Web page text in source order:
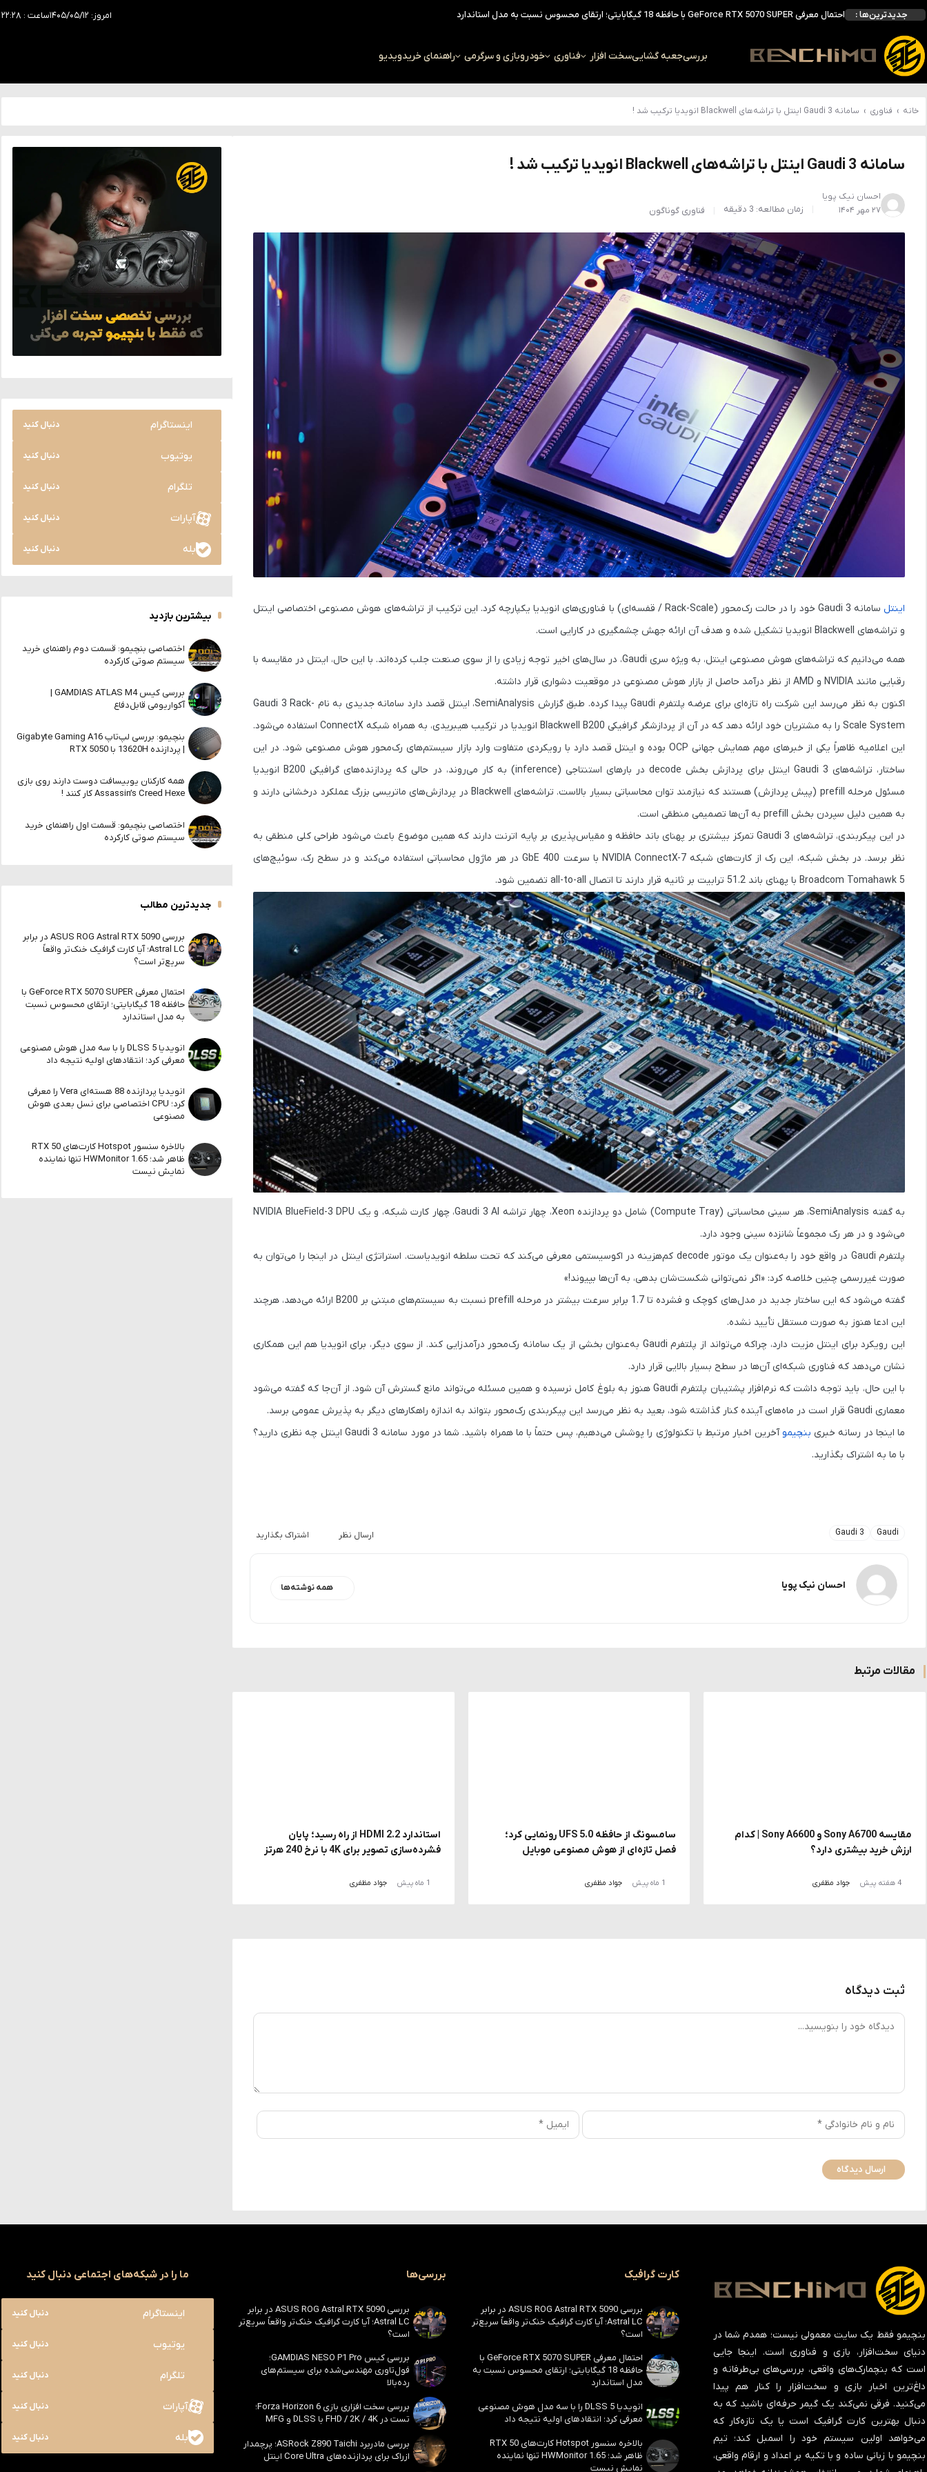
جدیدترین‌ها :
انویدیا DLSS 5 را با سه مدل هوش مصنوعی معرفی کرد؛ انتقادهای اولیه نتیجه داد
بررسی کیس GAMDIAS NESO P1 Pro؛ فول‌تاوری مهندسی‌شده برای سیستم‌های رده‌بالا
امروز: ۱۴۰۵/۰۵/۱۲ ساعت : ۲۲:۲۸
بررسیجعبه گشاییسخت افزار فناوری خودروبازی و سرگرمی راهنمای خریدویدیو
خانه › فناوری › سامانه Gaudi 3 اینتل با تراشه‌های Blackwell انویدیا ترکیب شد !
سامانه Gaudi 3 اینتل با تراشه‌های Blackwell انویدیا ترکیب شد !
احسان نیک پویا
۲۷ مهر ۱۴۰۴
زمان مطالعه: 3 دقیقه فناوری گوناگون
اینتل سامانه Gaudi 3
خود را در حالت رک‌محور (Rack-Scale / قفسه‌ای) با فناوری‌های انویدیا یکپارچه کرد. این ترکیب از تراشه‌های هوش مصنوعی اختصاصی اینتل
و تراشه‌های Blackwell انویدیا تشکیل شده و هدف آن ارائه جهش چشمگیری در کارایی است.
همه می‌دانیم که تراشه‌های هوش مصنوعی اینتل، به ویژه سری Gaudi، در سال‌های اخیر توجه زیادی را از سوی صنعت جلب کرده‌اند. با این حال، اینتل در مقایسه با
رقبایی مانند NVIDIA و AMD از نظر درآمد حاصل از بازار هوش مصنوعی در موقعیت دشواری قرار داشته.
اکنون به نظر می‌رسد این شرکت راه تازه‌ای برای عرضه پلتفرم Gaudi پیدا کرده. طبق گزارش
SemiAnalysis، اینتل قصد دارد سامانه جدیدی به نام Gaudi 3 Rack-
Scale System را به مشتریان خود ارائه دهد که در آن از پردازشگر گرافیکی Blackwell B200 انویدیا در ترکیب هیبریدی، به همراه شبکه ConnectX استفاده می‌شود.
این اعلامیه ظاهراً یکی از خبرهای مهمهمایش جهانی OCP
بوده و اینتل قصد دارد با رویکردی متفاوت وارد بازار سیستم‌های رک‌محور هوش مصنوعی شود. در این
ساختار، تراشه‌های Gaudi 3 اینتل برای پردازش بخش decodeدر بارهای استنتاجی (inference) به کار می‌روند، در حالی که پردازنده‌های گرافیکی B200انویدیا
مسئول مرحله prefill
(پیش پردازش) هستند که نیازمند توان محاسباتی بسیار بالاست. تراشه‌های Blackwell در پردازش‌های ماتریسی بزرگ عملکرد درخشانی دارند و
به همین دلیل سپردن بخش prefill به آن‌ها تصمیمی منطقی است.
در این پیکربندی، تراشه‌های Gaudi 3 تمرکز بیشتری بر
پهنای باند حافظه و مقیاس‌پذیری بر پایه اترنتدارند که همین موضوع باعث می‌شود طراحی کلی منطقی به
نظر برسد. در بخش شبکه، این رک از کارت‌های شبکهNVIDIA ConnectX-7 با سرعت 400 GbE
در هر ماژول محاسباتی استفاده می‌کند و در سطح رک، سوئیچ‌های
Broadcom Tomahawk 5 با پهنای باند 51.2 ترابیت بر ثانیه قرار دارند تا اتصال all-to-all تضمین شود.
به گفته SemiAnalysis، هر سینی محاسباتی (Compute Tray) شامل دو پردازنده Xeon، چهار تراشه Gaudi 3 AI، چهار کارت شبکه، و یک NVIDIA BlueField-3 DPU
می‌شود و در هر رک مجموعاً شانزده سینی وجود دارد.
پلتفرم Gaudi در واقع خود را به‌عنوان یک موتور
decode کم‌هزینه
در اکوسیستمی معرفی می‌کند که تحت سلطه انویدیاست. استراتژی اینتل در اینجا را می‌توان به
صورت غیررسمی چنین خلاصه کرد: «اگر نمی‌توانی شکست‌شان بدهی، به آن‌ها بپیوند!»
گفته می‌شود که این ساختار جدید در مدل‌های کوچک و فشرده تا 1.7 برابر سرعت بیشتر در مرحله prefill
نسبت به سیستم‌های مبتنی بر B200 ارائه می‌دهد، هرچند
این ادعا هنوز به صورت مستقل تأیید نشده.
این رویکرد برای اینتل مزیت دارد، چراکه می‌تواند از پلتفرم Gaudi به‌عنوان بخشی از یک سامانه رک‌محور درآمدزایی کند. از سوی دیگر، برای انویدیا هم این همکاری
نشان می‌دهد که فناوری شبکه‌ای آن‌ها در سطح بسیار بالایی قرار دارد.
با این حال، باید توجه داشت که نرم‌افزار پشتیبان پلتفرم Gaudi هنوز به بلوغ کامل نرسیده و همین مسئله می‌تواند مانع گسترش آن شود. از آن‌جا که گفته می‌شود
معماری Gaudi قرار است در ماه‌های آینده کنار گذاشته شود، بعید به نظر می‌رسد این پیکربندی رک‌محور بتواند به اندازه راهکارهای دیگر به پذیرش عمومی برسد.
ما اینجا در رسانه خبری بنچیمو
آخرین اخبار مرتبط با تکنولوژی را پوشش می‌دهیم، پس حتماً با ما همراه باشید. شما در مورد سامانه Gaudi 3 اینتل چه نظری دارید؟
با ما به اشتراک بگذارید.
Gaudi
Gaudi 3 ارسال نظر اشتراک بگذارید
احسان نیک پویا همه نوشته‌ها
مقالات مرتبط
مقایسه Sony A6700 و Sony A6600 | کدام
ارزش خرید بیشتری دارد؟
4 هفته پیش جواد مظفری
سامسونگ از حافظه UFS 5.0 رونمایی کرد؛
فصل تازه‌ای از هوش مصنوعی موبایل
1 ماه پیش جواد مظفری
استاندارد HDMI 2.2 از راه رسید؛ پایان
فشرده‌سازی تصویر برای 4K با نرخ 240 هرتز
1 ماه پیش جواد مظفری
ثبت دیدگاه
اینستاگرام دنبال کنید
یوتیوب دنبال کنید
تلگرام دنبال کنید
آپارات دنبال کنید
بله دنبال کنید
بیشترین بازدید
اختصاصی بنچیمو: قسمت دوم راهنمای خرید
سیستم صوتی کارکرده
بررسی کیس GAMDIAS ATLAS M4 |
آکواریومی قابل‌دفاع
بنچیمو: بررسی لپ‌تاپ Gigabyte Gaming A16
| پردازنده 13620H با RTX 5050
همه کارکنان یوبیسافت دوست دارند روی بازی
Assassin’s Creed Hexe کار کنند !
اختصاصی بنچیمو: قسمت اول راهنمای خرید
سیستم صوتی کارکرده
جدیدترین مطالب
بررسی ASUS ROG Astral RTX 5090 در برابر
Astral LC؛ آیا کارت گرافیک خنک‌تر واقعاً
سریع‌تر است؟
احتمال معرفی GeForce RTX 5070 SUPER با
حافظه 18 گیگابایتی؛ ارتقای محسوس نسبت
به مدل استاندارد
انویدیا DLSS 5 را با سه مدل هوش مصنوعی
معرفی کرد؛ انتقادهای اولیه نتیجه داد
انویدیا پردازنده 88 هسته‌ای Vera را معرفی
کرد؛ CPU اختصاصی برای نسل بعدی هوش
مصنوعی
بالاخره سنسور Hotspot کارت‌های RTX 50
ظاهر شد؛ HWMonitor 1.65 تنها نماینده
نمایش نیست
بنچیمو فقط یک سایت معمولی نیست؛ همدم شما در
دنیای سخت‌افزار، بازی و فناوری است. اینجا جایی
است که بنچمارک‌های واقعی، بررسی‌های بی‌طرفانه و
داغ‌ترین اخبار بازی و سخت‌افزار را کنار هم پیدا
می‌کنید. فرقی نمی‌کند یک گیمر حرفه‌ای باشید که به
دنبال بهترین کارت گرافیک است یا یک تازه‌کار که
می‌خواهد اولین سیستم خود را اسمبل کند؛ تیم
بنچیمو با زبانی ساده و با تکیه بر اعداد و ارقام واقعی،
کارت گرافیک
بررسی ASUS ROG Astral RTX 5090 در برابر
Astral LC؛ آیا کارت گرافیک خنک‌تر واقعاً سریع‌تر
است؟
احتمال معرفی GeForce RTX 5070 SUPER با
حافظه 18 گیگابایتی؛ ارتقای محسوس نسبت به
مدل استاندارد
انویدیا DLSS 5 را با سه مدل هوش مصنوعی
معرفی کرد؛ انتقادهای اولیه نتیجه داد
بالاخره سنسور Hotspot کارت‌های RTX 50
ظاهر شد؛ HWMonitor 1.65 تنها نماینده
نمایش نیست
بررسی‌ها
بررسی ASUS ROG Astral RTX 5090 در برابر
Astral LC؛ آیا کارت گرافیک خنک‌تر واقعاً سریع‌تر
است؟
بررسی کیس GAMDIAS NESO P1 Pro؛
فول‌تاوری مهندسی‌شده برای سیستم‌های
رده‌بالا
بررسی سخت افزاری بازی Forza Horizon 6؛
تست در FHD / 2K / 4K با DLSS و MFG
بررسی مادربرد ASRock Z890 Taichi؛ پرچمدار
ازراک برای پردازنده‌های Core Ultra اینتل
ما را در شبکه‌های اجتماعی دنبال کنید
اینستاگرام دنبال کنید
یوتیوب دنبال کنید
تلگرام دنبال کنید
آپارات دنبال کنید
بله دنبال کنید